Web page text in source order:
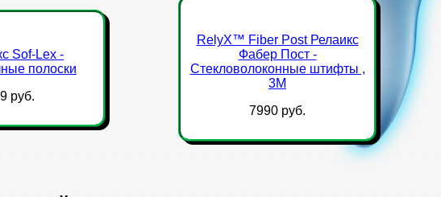
Sof-Lex -
полоски
руб.
RelyX™ Fiber Post Релаикс
Фабер Пост -
Стекловолоконные штифты ,
3М
7990 руб.